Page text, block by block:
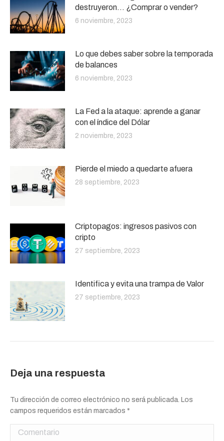
destruyeron… ¿Comprar o vender?
6 noviembre, 2023
Lo que debes saber sobre la temporada
de balances
6 noviembre, 2023
La Fed a la ataque: aprende a ganar
con el índice del Dólar
2 noviembre, 2023
Pierde el miedo a quedarte afuera
28 septiembre, 2023
Criptopagos: ingresos pasivos con
cripto
27 septiembre, 2023
Identifica y evita una trampa de Valor
27 septiembre, 2023
Deja una respuesta
Tu dirección de correo electrónico no será publicada. Los
campos requeridos están marcados *
Comentario